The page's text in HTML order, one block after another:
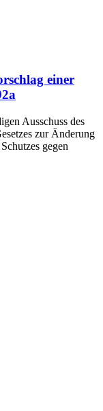
einer
Ausschuss des
zur Änderung
gegen